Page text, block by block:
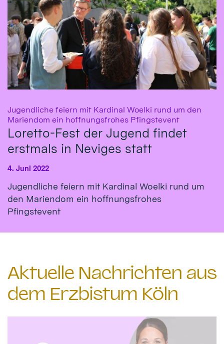
Jugendliche feiern mit Kardinal Woelki rund um den
Mariendom ein hoffnungsfrohes Pfingstevent:
Loretto-Fest der Jugend findet
erstmals in Neviges statt
4. Juni 2022
Jugendliche feiern mit Kardinal Woelki rund um
den Mariendom ein hoffnungsfrohes
Pfingstevent
Aktuelle Nachrichten aus
dem Erzbistum Köln